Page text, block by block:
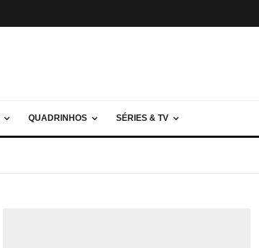
QUADRINHOS SÉRIES & TV